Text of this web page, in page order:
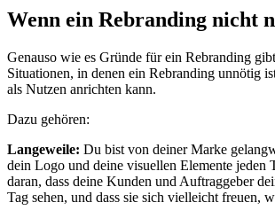
Wenn ein Rebranding nicht
Genauso wie es Gründe für ein Rebranding
Situationen, in denen ein Rebranding unnötig
als Nutzen anrichten kann.
Dazu gehören:
Langeweile: Du bist von deiner Marke
dein Logo und deine visuellen Elemente jeden
daran, dass deine Kunden und Auftraggeber
Tag sehen, und dass sie sich vielleicht freuen,